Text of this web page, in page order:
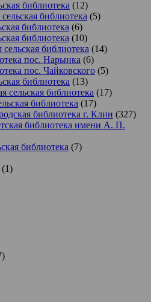
библиотека (12)
библиотека (5)
библиотека (6)
библиотека (10)
библиотека (14)
пос. Нарынка (6)
пос. Чайковского (5)
библиотека (13)
сельская библиотека (17)
библиотека (17)
библиотека г. Клин (327)
библиотека имени А. П.
библиотека (7)
(1)